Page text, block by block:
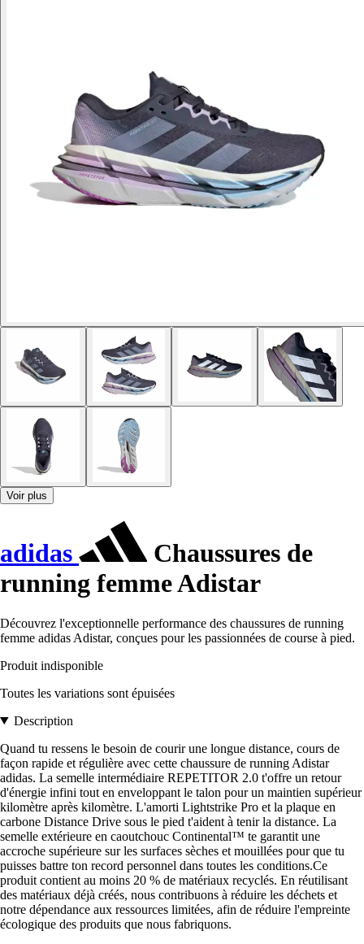
Voir plus
adidas
Chaussures de
running femme Adistar
Découvrez l'exceptionnelle performance des chaussures de running
femme adidas Adistar, conçues pour les passionnées de course à pied.
Produit indisponible
Toutes les variations sont épuisées
Description
Quand tu ressens le besoin de courir une longue distance, cours de
façon rapide et régulière avec cette chaussure de running Adistar
adidas. La semelle intermédiaire REPETITOR 2.0 t'offre un retour
d'énergie infini tout en enveloppant le talon pour un maintien supérieur
kilomètre après kilomètre. L'amorti Lightstrike Pro et la plaque en
carbone Distance Drive sous le pied t'aident à tenir la distance. La
semelle extérieure en caoutchouc Continental™ te garantit une
accroche supérieure sur les surfaces sèches et mouillées pour que tu
puisses battre ton record personnel dans toutes les conditions.Ce
produit contient au moins 20 % de matériaux recyclés. En réutilisant
des matériaux déjà créés, nous contribuons à réduire les déchets et
notre dépendance aux ressources limitées, afin de réduire l'empreinte
écologique des produits que nous fabriquons.